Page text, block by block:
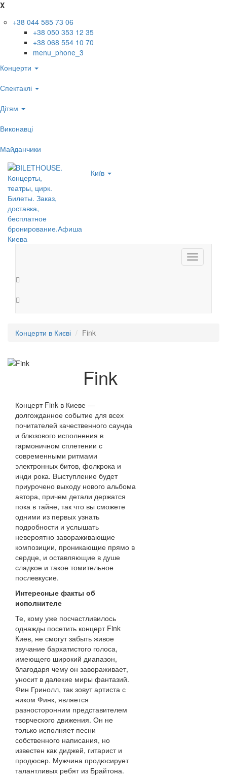
X
+38 044 585 73 06
+38 050 353 12 35
+38 068 554 10 70
menu_phone_3
Концерти
Спектаклі
Дітям
Виконавці
Майданчики
Київ
Toggle
navigation
Концерти в Києві Fink
Fink
Концерт Fink в Киеве —
долгожданное событие для всех
почитателей качественного саунда
и блюзового исполнения в
гармоничном сплетении с
современными ритмами
электронных битов, фолкрока и
инди рока. Выступление будет
приурочено выходу нового альбома
автора, причем детали держатся
пока в тайне, так что вы сможете
одними из первых узнать
подробности и услышать
невероятно завораживающие
композиции, проникающие прямо в
сердце, и оставляющие в душе
сладкое и такое томительное
послевкусие.
Интересные факты об
исполнителе
Те, кому уже посчастливилось
однажды посетить концерт Fink
Киев, не смогут забыть живое
звучание бархатистого голоса,
имеющего широкий диапазон,
благодаря чему он завораживает,
уносит в далекие миры фантазий.
Фин Гринолл, так зовут артиста с
ником Финк, является
разносторонним представителем
творческого движения. Он не
только исполняет песни
собственного написания, но
известен как диджей, гитарист и
продюсер. Мужчина продюсирует
талантливых ребят из Брайтона.